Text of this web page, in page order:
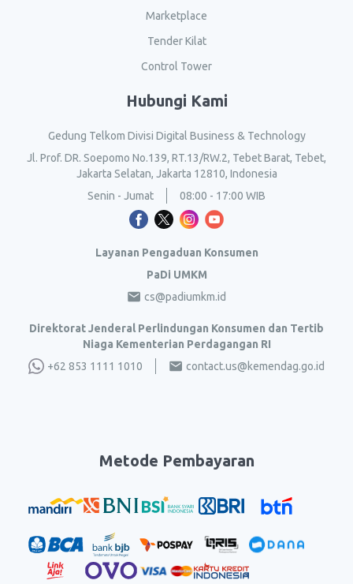
Marketplace
Tender Kilat
Control Tower
Hubungi Kami
Gedung Telkom Divisi Digital Business & Technology
Jl. Prof. DR. Soepomo No.139, RT.13/RW.2, Tebet Barat, Tebet,
Jakarta Selatan, Jakarta 12810, Indonesia
Senin - Jumat
08:00 - 17:00 WIB
Layanan Pengaduan Konsumen
PaDi UMKM
cs@padiumkm.id
Direktorat Jenderal Perlindungan Konsumen dan Tertib
Niaga Kementerian Perdagangan RI
+62 853 1111 1010
contact.us@kemendag.go.id
Metode Pembayaran